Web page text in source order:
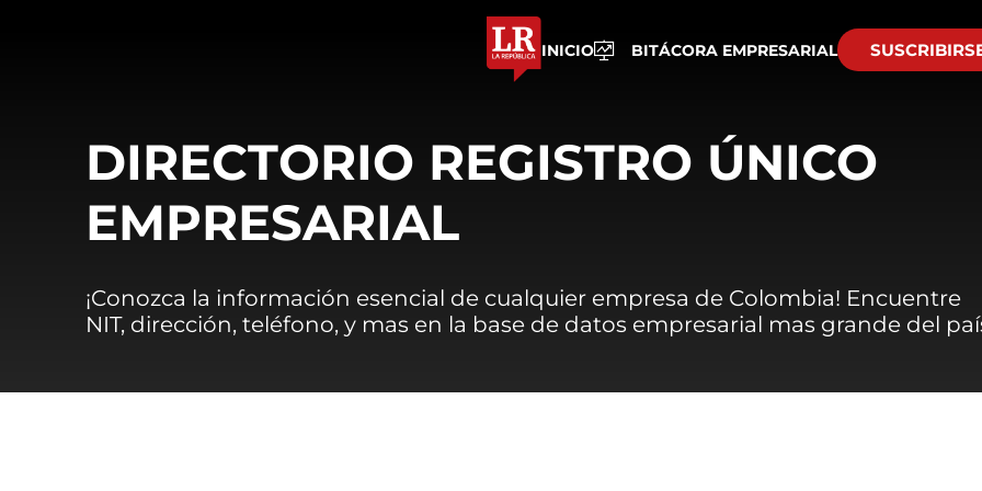
INICIO BITÁCORA EMPRESARIAL
DIRECTORIO REGISTRO ÚNICO
EMPRESARIAL
¡Conozca la información esencial de cualquier empresa de Colombia! Encuentre
NIT, dirección, teléfono, y mas en la base de datos empresarial mas grande del